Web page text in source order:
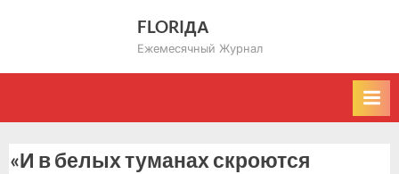
FLORIДА
Ежемесячный Журнал
«И в белых туманах скроются